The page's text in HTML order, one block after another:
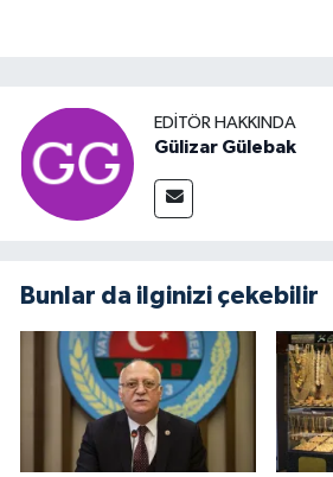
EDITÖR HAKKINDA
Gülizar Gülebak
Bunlar da ilginizi çekebilir